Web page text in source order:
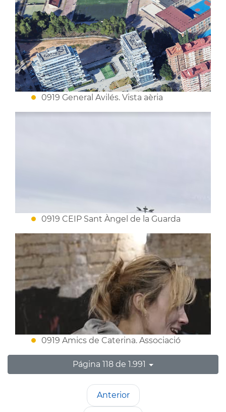
0919 General Avilés. Vista aèria
0919 CEIP Sant Àngel de la Guarda
0919 Amics de Caterina. Associació
Página 118 de 1.991
Anterior